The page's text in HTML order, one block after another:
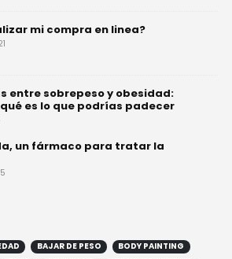
mi compra en linea?
entre sobrepeso y obesidad:
es lo que podrías padecer
un fármaco para tratar la
BAJAR DE PESO
BODY PAINTING